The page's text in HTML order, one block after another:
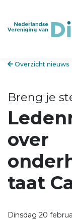
Overzicht nieuws
Breng je
over
taat
Dinsdag 20